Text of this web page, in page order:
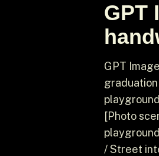
GPT
GPT
[Photo
/ Street